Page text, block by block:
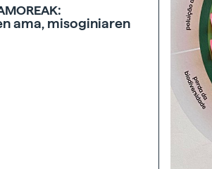
ama, misoginiaren